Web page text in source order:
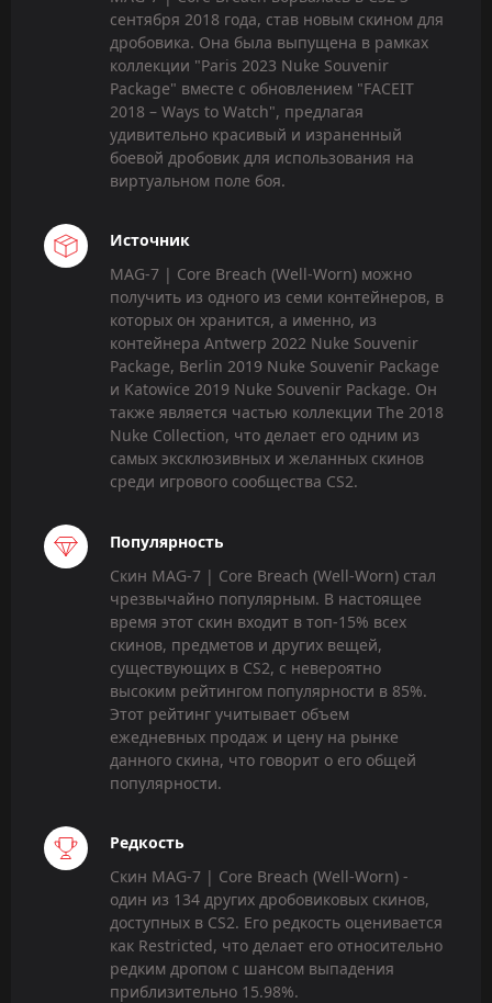
сентября 2018 года, став новым скином для
дробовика. Она была выпущена в рамках
коллекции "Paris 2023 Nuke Souvenir
Package" вместе с обновлением "FACEIT
2018 – Ways to Watch", предлагая
удивительно красивый и израненный
боевой дробовик для использования на
виртуальном поле боя.
Источник
MAG-7 | Core Breach (Well-Worn) можно
получить из одного из семи контейнеров, в
которых он хранится, а именно, из
контейнера Antwerp 2022 Nuke Souvenir
Package, Berlin 2019 Nuke Souvenir Package
и Katowice 2019 Nuke Souvenir Package. Он
также является частью коллекции The 2018
Nuke Collection, что делает его одним из
самых эксклюзивных и желанных скинов
среди игрового сообщества CS2.
Популярность
Скин MAG-7 | Core Breach (Well-Worn) стал
чрезвычайно популярным. В настоящее
время этот скин входит в топ-15% всех
скинов, предметов и других вещей,
существующих в CS2, с невероятно
высоким рейтингом популярности в 85%.
Этот рейтинг учитывает объем
ежедневных продаж и цену на рынке
данного скина, что говорит о его общей
популярности.
Редкость
Скин MAG-7 | Core Breach (Well-Worn) -
один из 134 других дробовиковых скинов,
доступных в CS2. Его редкость оценивается
как Restricted, что делает его относительно
редким дропом с шансом выпадения
приблизительно 15.98%.